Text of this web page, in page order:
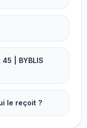
| BYBLIS
le reçoit ?